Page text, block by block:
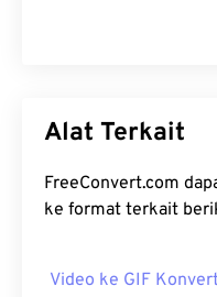
Alat Terkait
FreeConvert.com
ke format terkait
Video ke GIF